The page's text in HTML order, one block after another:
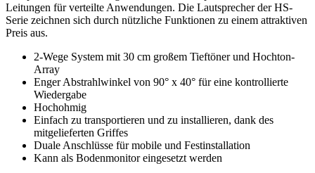
Leitungen für verteilte Anwendungen. Die Lautsprecher der HS-
Serie zeichnen sich durch nützliche Funktionen zu einem attraktiven
Preis aus.
2-Wege System mit 30 cm großem Tieftöner und Hochton-
Array
Enger Abstrahlwinkel von 90° x 40° für eine kontrollierte
Wiedergabe
Hochohmig
Einfach zu transportieren und zu installieren, dank des
mitgelieferten Griffes
Duale Anschlüsse für mobile und Festinstallation
Kann als Bodenmonitor eingesetzt werden